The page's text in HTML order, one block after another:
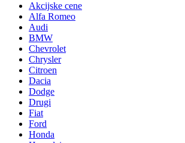
Akcijske cene
Alfa Romeo
Audi
BMW
Chevrolet
Chrysler
Citroen
Dacia
Dodge
Drugi
Fiat
Ford
Honda